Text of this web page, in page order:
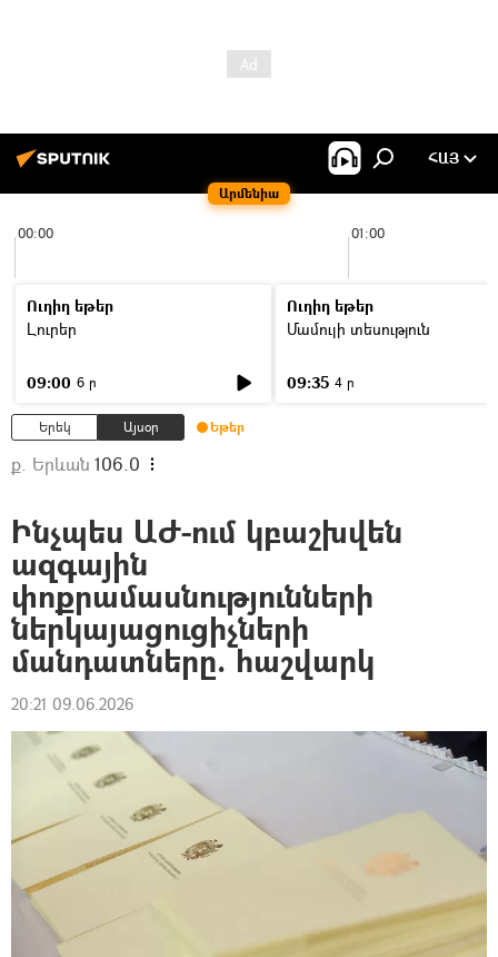
Արմենիա
ՀԱՅ
00:00 01:00
Ուղիղ եթեր
Լուրեր
09:00 6 ր
Ուղիղ եթեր
Մամուլի տեսություն
09:35 4 ր
Երեկ Այսօր Եթեր
ք. Երևան 106.0
Ինչպես ԱԺ-ում կբաշխվեն
ազգային
փոքրամասնությունների
ներկայացուցիչների
մանդատները. հաշվարկ
20:21 09.06.2026